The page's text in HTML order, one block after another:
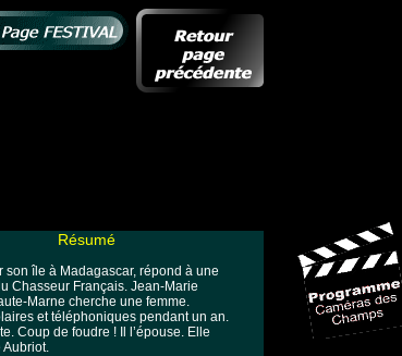
Résumé
son île à Madagascar, répond à une
Chasseur Français. Jean-Marie
Marne cherche une femme.
et téléphoniques pendant un an.
Coup de foudre ! Il l’épouse. Elle
Aubriot.